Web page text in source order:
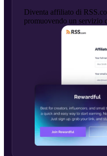
Diventa affiliato di
promuovendo un servizio